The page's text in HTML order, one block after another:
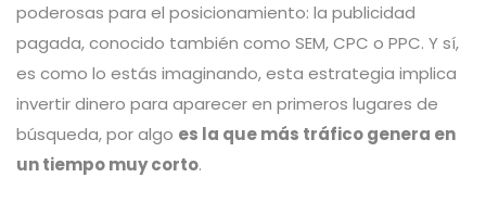
poderosas para el posicionamiento: la publicidad
pagada, conocido también como SEM, CPC o PPC. Y sí,
es como lo estás imaginando, esta estrategia implica
invertir dinero para aparecer en primeros lugares de
búsqueda, por algo es la que más tráfico genera en
un tiempo muy corto.